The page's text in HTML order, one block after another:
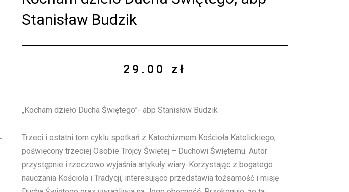
Stanisław Budzik
29.00 zł
„Kocham dzieło Ducha Świętego”- abp Stanisław Budzik
Trzeci i ostatni tom cyklu spotkań z Katechizmem Kościoła Katolickiego,
poświęcony trzeciej Osobie Trójcy Świętej – Duchowi Świętemu. Autor
przystępnie i rzeczowo wyjaśnia artykuły wiary. Korzystając z bogatego
nauczania Kościoła i Tradycji, interesująco przedstawia tożsamość i misję